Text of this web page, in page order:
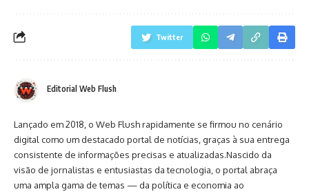
Twitter
Editorial Web Flush
Lançado em 2018, o Web Flush rapidamente se firmou no cenário
digital como um destacado portal de notícias, graças à sua entrega
consistente de informações precisas e atualizadas.Nascido da
visão de jornalistas e entusiastas da tecnologia, o portal abraça
uma ampla gama de temas — da política e economia ao